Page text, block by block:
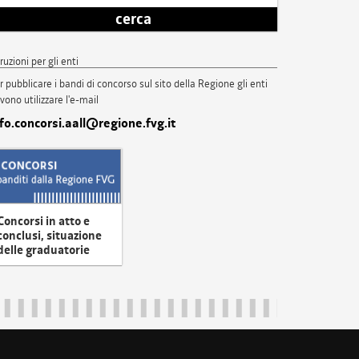
cerca
per gli enti
pubblicare i bandi di concorso sul sito della Regione gli enti
utilizzare l'e-mail
in atto e
situazione
graduatorie